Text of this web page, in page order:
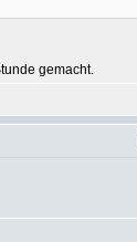
gemacht.